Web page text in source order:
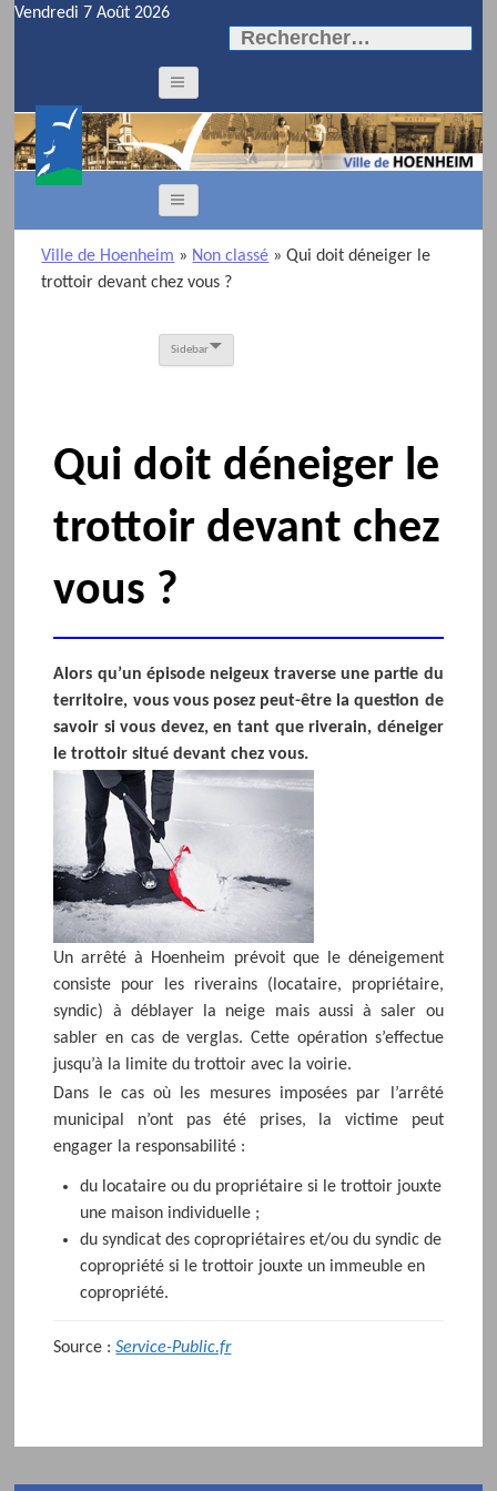
Vendredi 7 Août 2026
Rechercher :
Ville de Hoenheim » Non classé »Qui doit déneiger le
trottoir devant chez vous ?
Sidebar
Qui doit déneiger le
trottoir devant chez
vous ?
Alors qu’un épisode neigeux traverse une partie du
territoire, vous vous posez peut-être la question de
savoir si vous devez, en tant que riverain, déneiger
le trottoir situé devant chez vous.
Un arrêté à Hoenheim prévoit que le déneigement
consiste pour les riverains (locataire, propriétaire,
syndic) à déblayer la neige mais aussi à saler ou
sabler en cas de verglas. Cette opération s’effectue
jusqu’à la limite du trottoir avec la voirie.
Dans le cas où les mesures imposées par l’arrêté
municipal n’ont pas été prises, la victime peut
engager la responsabilité :
du locataire ou du propriétaire si le trottoir jouxte
une maison individuelle ;
du syndicat des copropriétaires et/ou du syndic de
copropriété si le trottoir jouxte un immeuble en
copropriété.
Source :Service-Public.fr